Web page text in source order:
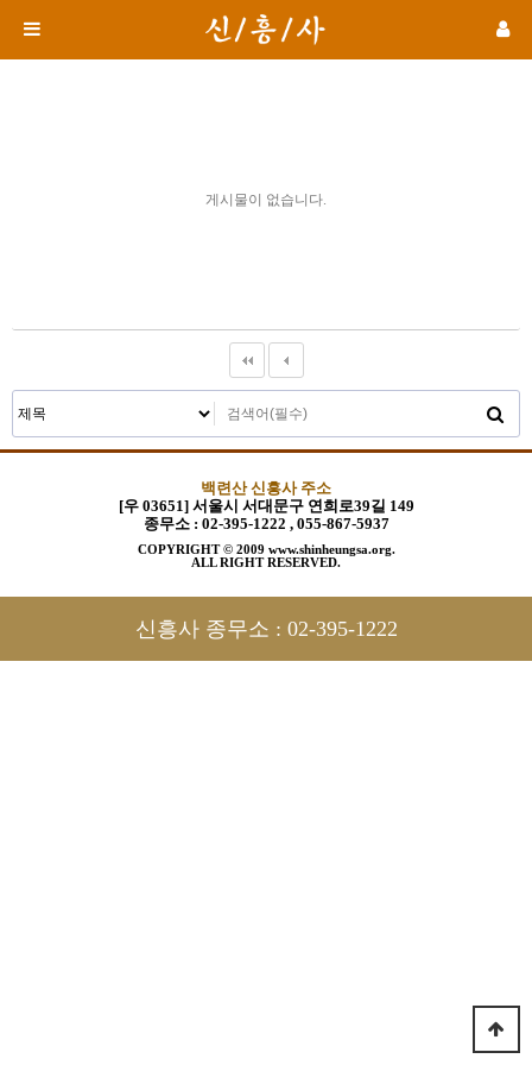
게시물이 없습니다.
백련산 신흥사 주소
[우 03651] 서울시 서대문구 연희로39길 149
종무소 : 02-395-1222 , 055-867-5937
COPYRIGHT © 2009 www.shinheungsa.org.
ALL RIGHT RESERVED.
신흥사 종무소 : 02-395-1222